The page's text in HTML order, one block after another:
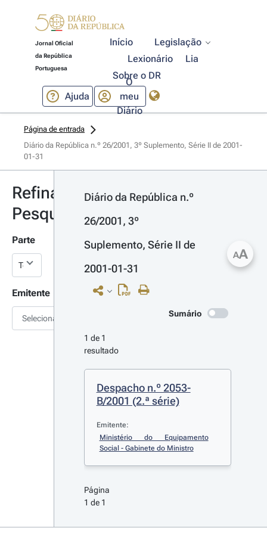
Jornal Oficial
da República
Portuguesa
Início
Legislação
Lexionário
Lia
Sobre o DR
Ajuda
O
meu
Diário
Página de entrada
Diário da República n.º 26/2001, 3º Suplemento, Série II de 2001-
01-31
Refinar
Pesquisa
Parte
Emitente
Selecionar
Diário da República n.º
26/2001, 3º
Suplemento, Série II de
2001-01-31
Sumário
1 de 1
resultado
Despacho n.º 2053-
B/2001 (2.ª série)
Emitente:
Ministério do Equipamento
Social - Gabinete do Ministro
Página
1 de 1
AA